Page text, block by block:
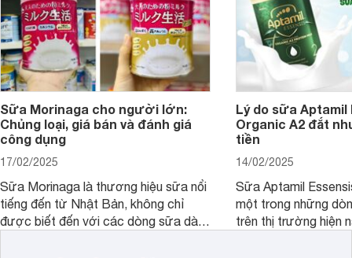
Sữa Morinaga cho người lớn:
Chủng loại, giá bán và đánh giá
công dụng
17/02/2025
Sữa Morinaga là thương hiệu sữa nổi
tiếng đến từ Nhật Bản, không chỉ
được biết đến với các dòng sữa dành
Lý do sữa Aptamil
Organic A2 đắt
tiền
14/02/2025
Sữa Aptamil
một trong những
trên thị trường hiện